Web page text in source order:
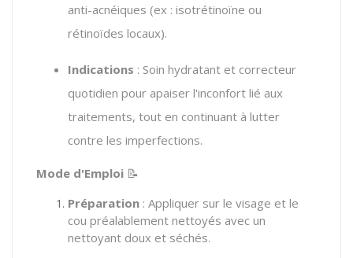
anti-acnéiques (ex : isotrétinoïne ou
rétinoïdes locaux).
Indications : Soin hydratant et correcteur
quotidien pour apaiser l'inconfort lié aux
traitements, tout en continuant à lutter
contre les imperfections.
Mode d'Emploi 📝
Préparation : Appliquer sur le visage et le
cou préalablement nettoyés avec un
nettoyant doux et séchés.